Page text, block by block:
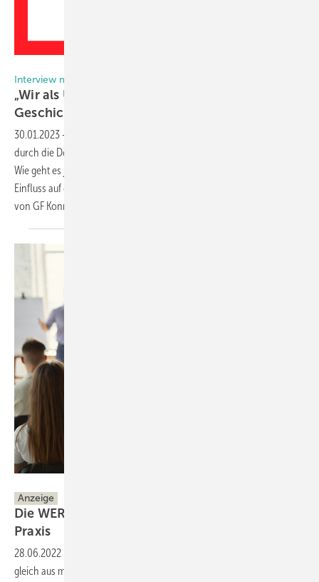
Interview mit der Unilux-Geschäftsleitung
„Wir als Unilux verantworten unsere eigenen
Geschicke“
30.01.2023 -
durch die Dovista herausgelöst und an die Aurelius Gruppe verkauft.
Wie geht es jetzt bei Unilux weiter? In welcher Form nimmt Aurelius
Einfluss auf die Entwicklungen? Wir haben viele Antworten erhalten
von GF Konrad Eltz und Marketingleiter Felix
Anzeige
Die WERU-Akademie: aus der Praxis für die
Praxis
28.06.2022
gleich aus mehreren Gründen: Erstens ist es schwer,